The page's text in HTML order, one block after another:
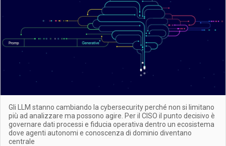
Gli LLM stanno cambiando la cybersecurity perché non si limitano
più ad analizzare ma possono agire. Per il CISO il punto decisivo è
governare dati processi e fiducia operativa dentro un ecosistema
dove agenti autonomi e conoscenza di dominio diventano
centrale